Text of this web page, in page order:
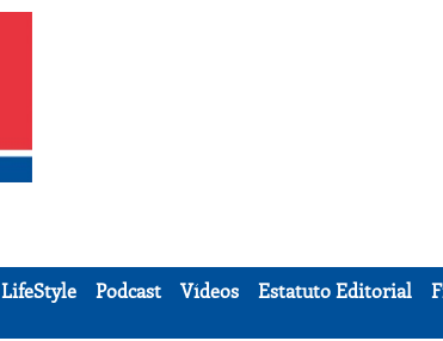
LifeStyle Podcast Vídeos Estatuto Editorial